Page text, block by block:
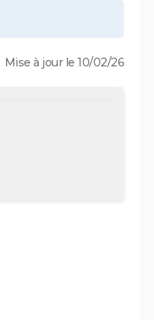
Mise à jour le 10/02/26